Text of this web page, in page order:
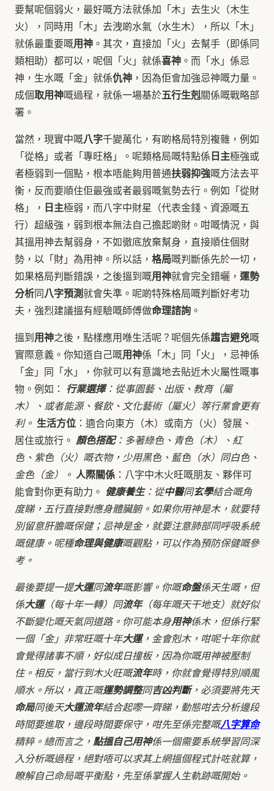
要幫呢個弱火，最好嘅方法就係加「木」去生火（木生
火），同時用「木」去洩啲水氣（水生木），所以「木」
就係最重要嘅用神 。其次，直接加「火」去幫手（即係同
類相助）都可以，呢個「火」就係喜神 。而「水」係忌
神，生水嘅「金」就係仇神 ，因為佢會加強忌神嘅力量。
成個取用神嘅過程，就係一場基於五行生剋關係嘅戰略部
署。
當然，現實中嘅八字千變萬化，有啲格局特別複雜，例如
「從格」或者「專旺格」。呢類格局嘅特點係日主極強或
者極弱到一個點，根本唔能夠用普通扶弱抑強嘅方法去平
衡，反而要順住佢最強或者最弱嘅氣勢去行。例如「從財
格」， 日主極弱，而八字中財星（代表金錢、資源嘅五
行）超級強，弱到根本無法自己擔起啲財。咁嘅情況，與
其搵用神去幫弱身，不如徹底放棄幫身，直接順住個財
勢，以「財」為用神。所以話， 格局嘅判斷係先於一切，
如果格局判斷錯誤，之後搵到嘅用神就會完全錯曬， 運勢
分析同八字預測就會失準。呢啲特殊格局嘅判斷好考功
夫，強烈建議搵有經驗嘅師傅做命理諮詢 。
搵到用神之後，點樣應用喺生活呢？呢個先係趨吉避兇嘅
實際意義。你知道自己嘅用神係「木」同「火」，忌神係
「金」同「水」，你就可以有意識地去貼近木火屬性嘅事
物。例如： 行業選擇：從事園藝、出版、教育（屬
木）、或者能源、餐飲、文化藝術（屬火）等行業會更有
利。 生活方位 ：適合向東方（木）或南方（火）發展、
居住或旅行。 顏色搭配：多著綠色、青色（木）、紅
色、紫色（火）嘅衣物，少用黑色、藍色（水）同白色、
金色（金）。 人際關係 ：八字中木火旺嘅朋友、夥伴可
能會對你更有助力。 健康養生：從中醫同玄學結合嘅角
度睇，五行直接對應身體臟腑。如果你用神是木，就要特
別留意肝膽嘅保健；忌神是金，就要注意肺部同呼吸系統
嘅健康。呢種命理與健康嘅觀點，可以作為預防保健嘅參
考。
最後要提一提大運同流年嘅影響。你嘅命盤係天生嘅，但
係大運（每十年一轉）同流年（每年嘅天干地支）就好似
不斷變化嘅天氣同道路。你可能本身用神係木，但係行緊
一個「金」非常旺嘅十年大運，金會剋木，咁呢十年你就
會覺得諸事不順，好似成日撞板，因為你嘅用神被壓制
住。相反，當行到木火旺嘅流年時，你就會覺得特別順風
順水。所以，真正嘅運勢調整同吉凶判斷，必須要將先天
命局同後天大運流年結合起嚟一齊睇，動態咁去分析邊段
時間要進取，邊段時間要保守，咁先至係完整嘅八字算命
精粹。總而言之， 點搵自己用神係一個需要系統學習同深
入分析嘅過程，絕對唔可以求其上網搵個程式計咗就算，
瞭解自己命局嘅平衡點，先至係掌握人生軌跡嘅開始。